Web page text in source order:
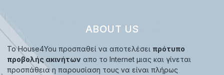
ABOUT US
Το House4You προσπαθεί να αποτελέσει πρότυπο
προβολής ακινήτων απο το Internet μιας και γίνεται
προσπάθεια η παρουσίαση τους να είναι πλήρως